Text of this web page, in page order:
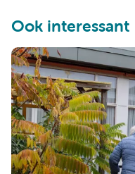
Ook interessant